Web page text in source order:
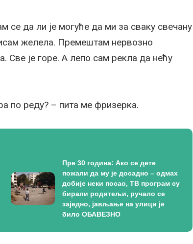
се да ли је могуће да ми за сваку свечану
желела. Премештам нервозно
Све је горе. А лепо сам рекла да нећу
по реду? – пита ме фризерка.
Пре 30 година: Ако се дете
пожали да му је досадно – одмах
добије неки посао, ТВ програм су
бирали родитељи, ручало се
заједно, јављање на улици је
било ОБАВЕЗНО